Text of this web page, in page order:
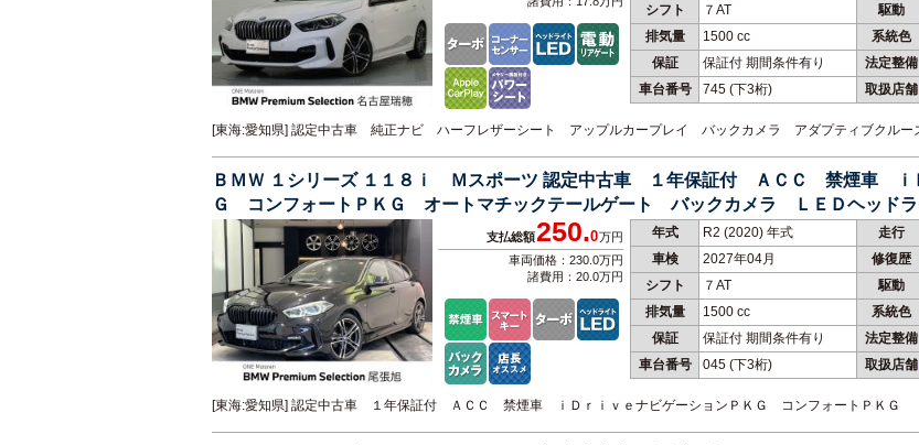
シフト
７AT 駆動
排気量
1500 cc 系統色
保証
保証付 期間条件有り 法定整備
車台番号
745 (下3桁) 取扱店舗
[東海:愛知県] 認定中古車 純正ナビ ハーフレザーシート アップルカープレイ バックカメラ アダプティブクルー
ＢＭＷ １シリーズ １１８ｉ Ｍスポーツ 認定中古車 １年保証付 ＡＣＣ 禁煙車 ｉ
Ｇ コンフォートＰＫＧ オートマチックテールゲート バックカメラ ＬＥＤヘッド
年式 R2 (2020) 年式 走行
車検
2027年04月 修復歴
シフト
７AT 駆動
排気量
1500 cc 系統色
保証
保証付 期間条件有り 法定整備
車台番号
045 (下3桁) 取扱店舗
支払総額250.0万円
車両価格：230.0万円
諸費用：20.0万円
[東海:愛知県] 認定中古車 １年保証付 ＡＣＣ 禁煙車 ｉＤｒｉｖｅナビゲーションＰＫＧ コンフォートＰＫＧ